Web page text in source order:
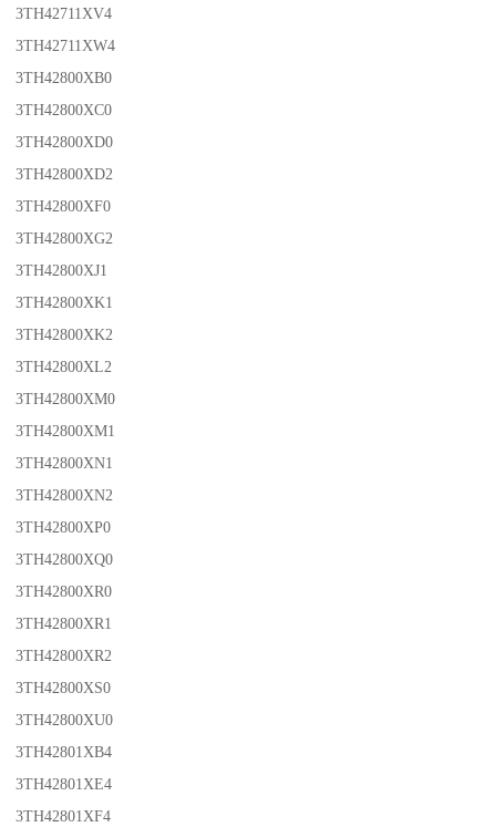
3TH42711XV4
3TH42711XW4
3TH42800XB0
3TH42800XC0
3TH42800XD0
3TH42800XD2
3TH42800XF0
3TH42800XG2
3TH42800XJ1
3TH42800XK1
3TH42800XK2
3TH42800XL2
3TH42800XM0
3TH42800XM1
3TH42800XN1
3TH42800XN2
3TH42800XP0
3TH42800XQ0
3TH42800XR0
3TH42800XR1
3TH42800XR2
3TH42800XS0
3TH42800XU0
3TH42801XB4
3TH42801XE4
3TH42801XF4